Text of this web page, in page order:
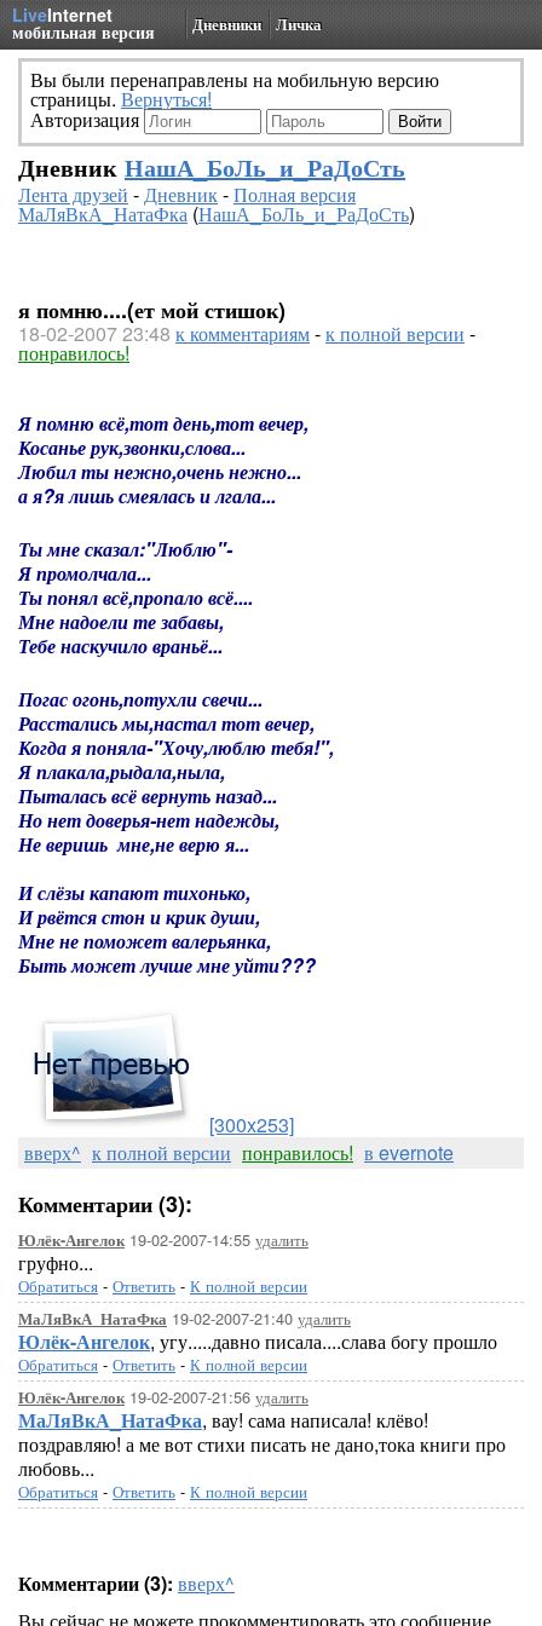
LiveInternet
мобильная версия Дневники Личка
Вы были перенаправлены на мобильную версию
страницы. Вернуться!
Авторизация
Дневник НашА_БоЛь_и_РаДоСть
Лента друзей -Дневник-Полная версия
МаЛяВкА_НатаФка(НашА_БоЛь_и_РаДоСть)
я помню....(ет мой стишок)
18-02-2007 23:48 к комментариям-к полной версии -
понравилось!
Я помню всё,тот день,тот вечер,
Косанье рук,звонки,слова...
Любил ты нежно,очень нежно...
а я?я лишь смеялась и лгала...
Ты мне сказал:"Люблю"-
Я промолчала...
Ты понял всё,пропало всё....
Мне надоели те забавы,
Тебе наскучило враньё...
Погас огонь,потухли свечи...
Расстались мы,настал тот вечер,
Когда я поняла-"Хочу,люблю тебя!",
Я плакала,рыдала,ныла,
Пыталась всё вернуть назад...
Но нет доверья-нет надежды,
Не веришь мне,не верю я...
И слёзы капают тихонько,
И рвётся стон и крик души,
Мне не поможет валерьянка,
Быть может лучше мне уйти???
[300x253]
вверх^ к полной версии понравилось! в evernote
Комментарии (3):
Юлёк-Ангелок19-02-2007-14:55 удалить
груфно...
Обратиться - Ответить - К полной версии
МаЛяВкА_НатаФка 19-02-2007-21:40 удалить
Юлёк-Ангелок, угу.....давно писала....слава богу прошло
Обратиться - Ответить - К полной версии
Юлёк-Ангелок19-02-2007-21:56 удалить
МаЛяВкА_НатаФка, вау! сама написала! клёво!
поздравляю! а ме вот стихи писать не дано,тока книги про
любовь...
Обратиться - Ответить - К полной версии
Комментарии (3): вверх^